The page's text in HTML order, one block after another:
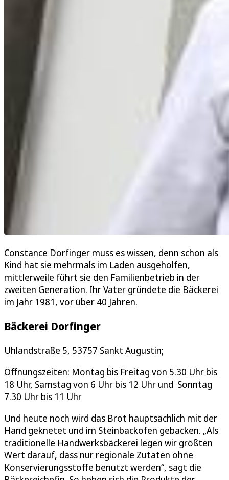
Constance Dorfinger muss es wissen, denn schon als
Kind hat sie mehrmals im Laden ausgeholfen,
mittlerweile führt sie den Familienbetrieb in der
zweiten Generation. Ihr Vater gründete die Bäckerei
im Jahr 1981, vor über 40 Jahren.
Bäckerei Dorfinger
Uhlandstraße 5, 53757 Sankt Augustin;
Öffnungszeiten: Montag bis Freitag von 5.30 Uhr bis
18 Uhr, Samstag von 6 Uhr bis 12 Uhr und Sonntag
7.30 Uhr bis 11 Uhr
Und heute noch wird das Brot hauptsächlich mit der
Hand geknetet und im Steinbackofen gebacken. „Als
traditionelle Handwerksbäckerei legen wir größten
Wert darauf, dass nur regionale Zutaten ohne
Konservierungsstoffe benutzt werden“, sagt die